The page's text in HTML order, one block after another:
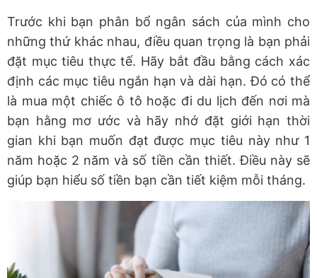
Trước khi bạn phân bổ ngân sách của mình cho
những thứ khác nhau, điều quan trọng là bạn phải
đặt mục tiêu thực tế. Hãy bắt đầu bằng cách xác
định các mục tiêu ngắn hạn và dài hạn. Đó có thể
là mua một chiếc ô tô hoặc đi du lịch đến nơi mà
bạn hằng mơ ước và hãy nhớ đặt giới hạn thời
gian khi bạn muốn đạt được mục tiêu này như 1
năm hoặc 2 năm và số tiền cần thiết. Điều này sẽ
giúp bạn hiểu số tiền bạn cần tiết kiệm mỗi tháng.